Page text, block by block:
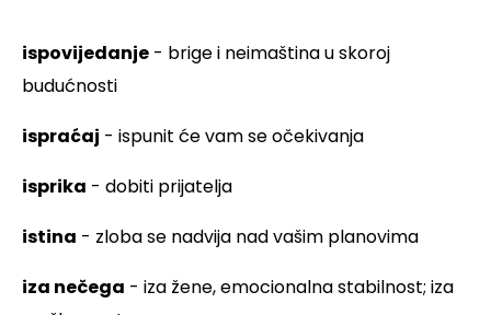
ispovijedanje - brige i neimaština u skoroj
budućnosti
ispraćaj - ispunit će vam se očekivanja
isprika - dobiti prijatelja
istina - zloba se nadvija nad vašim planovima
iza nečega - iza žene, emocionalna stabilnost; iza